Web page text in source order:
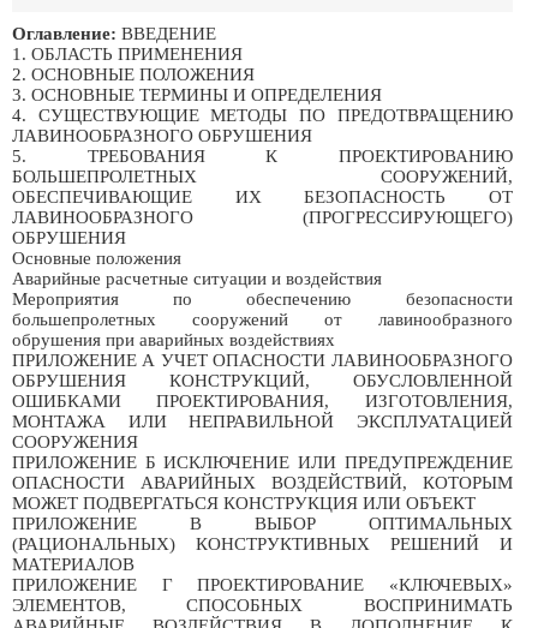
Оглавление: ВВЕДЕНИЕ
1. ОБЛАСТЬ ПРИМЕНЕНИЯ
2. ОСНОВНЫЕ ПОЛОЖЕНИЯ
3. ОСНОВНЫЕ ТЕРМИНЫ И ОПРЕДЕЛЕНИЯ
4. СУЩЕСТВУЮЩИЕ МЕТОДЫ ПО ПРЕДОТВРАЩЕНИЮ
ЛАВИНООБРАЗНОГО ОБРУШЕНИЯ
5. ТРЕБОВАНИЯ К ПРОЕКТИРОВАНИЮ
БОЛЬШЕПРОЛЕТНЫХ СООРУЖЕНИЙ,
ОБЕСПЕЧИВАЮЩИЕ ИХ БЕЗОПАСНОСТЬ ОТ
ЛАВИНООБРАЗНОГО (ПРОГРЕССИРУЮЩЕГО)
ОБРУШЕНИЯ
Основные положения
Аварийные расчетные ситуации и воздействия
Мероприятия по обеспечению безопасности
большепролетных сооружений от лавинообразного
обрушения при аварийных воздействиях
ПРИЛОЖЕНИЕ А УЧЕТ ОПАСНОСТИ ЛАВИНООБРАЗНОГО
ОБРУШЕНИЯ КОНСТРУКЦИЙ, ОБУСЛОВЛЕННОЙ
ОШИБКАМИ ПРОЕКТИРОВАНИЯ, ИЗГОТОВЛЕНИЯ,
МОНТАЖА ИЛИ НЕПРАВИЛЬНОЙ ЭКСПЛУАТАЦИЕЙ
СООРУЖЕНИЯ
ПРИЛОЖЕНИЕ Б ИСКЛЮЧЕНИЕ ИЛИ ПРЕДУПРЕЖДЕНИЕ
ОПАСНОСТИ АВАРИЙНЫХ ВОЗДЕЙСТВИЙ, КОТОРЫМ
МОЖЕТ ПОДВЕРГАТЬСЯ КОНСТРУКЦИЯ ИЛИ ОБЪЕКТ
ПРИЛОЖЕНИЕ В ВЫБОР ОПТИМАЛЬНЫХ
(РАЦИОНАЛЬНЫХ) КОНСТРУКТИВНЫХ РЕШЕНИЙ И
МАТЕРИАЛОВ
ПРИЛОЖЕНИЕ Г ПРОЕКТИРОВАНИЕ «КЛЮЧЕВЫХ»
ЭЛЕМЕНТОВ, СПОСОБНЫХ ВОСПРИНИМАТЬ